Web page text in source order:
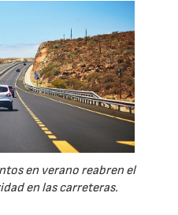
en verano reabren el
en las carreteras.